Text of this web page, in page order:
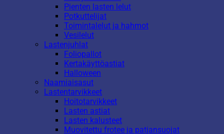
Pienten lasten lelut
Potkuttelijat
Toimintalelut ja hahmot
Vesilelut
Lastenjuhlat
Foliopallot
Kertakäyttöastiat
Halloween
Naamiaisasut
Lastentarvikkeet
Hoitotarvikkeet
Lasten astiat
Lasten kalusteet
Muovitettu frotee ja patjansuojat